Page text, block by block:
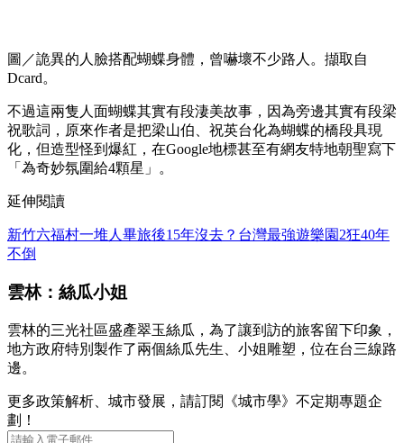
圖／詭異的人臉搭配蝴蝶身體，曾嚇壞不少路人。擷取自
Dcard。
不過這兩隻人面蝴蝶其實有段淒美故事，因為旁邊其實有段梁
祝歌詞，原來作者是把梁山伯、祝英台化為蝴蝶的橋段具現
化，但造型怪到爆紅，在Google地標甚至有網友特地朝聖寫下
「為奇妙氛圍給4顆星」。
延伸閱讀
新竹六福村一堆人畢旅後15年沒去？台灣最強遊樂園2狂40年
不倒
雲林：絲瓜小姐
雲林的三光社區盛產翠玉絲瓜，為了讓到訪的旅客留下印象，
地方政府特別製作了兩個絲瓜先生、小姐雕塑，位在台三線路
邊。
更多政策解析、城市發展，請訂閱《城市學》不定期專題企
劃！